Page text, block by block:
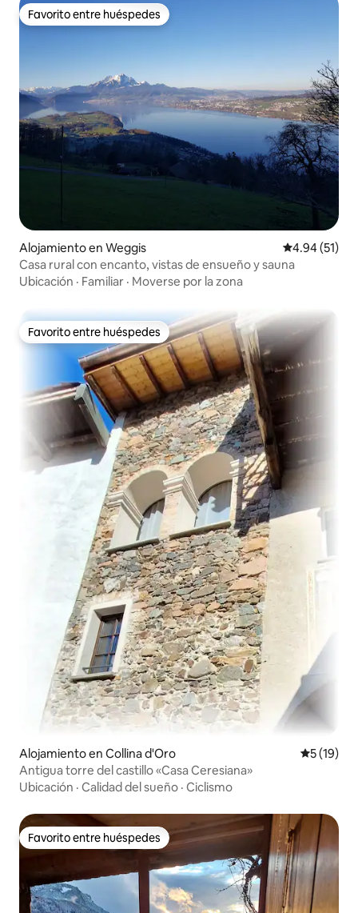
Favorito entre huéspedes
Favorito entre huéspedes
Alojamiento en Weggis Calificación
4.94 (51)
Casa rural con encanto, vistas de ensueño y sauna
Ubicación · Familiar · Moverse por la zona
Favorito entre huéspedes
Favorito entre huéspedes
Alojamiento en Collina d'Oro
5 (19)
Antigua torre del castillo «Casa Ceresiana»
Ubicación · Calidad del sueño · Ciclismo
Favorito entre huéspedes
Favorito entre huéspedes